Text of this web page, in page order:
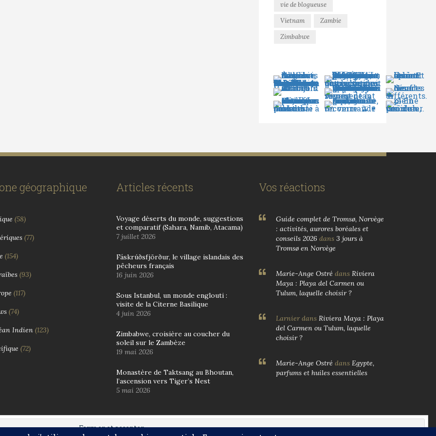
vie de blogueuse
Vietnam
Zambie
Zimbabwe
géographique
(58)
(77)
(154)
(93)
(117)
(74)
Indien(123)
(72)
Articles récents
Voyage déserts du monde, suggestions
et comparatif (Sahara, Namib, Atacama)
7 juillet 2026
Fáskrúðsfjörður, le village islandais des
pêcheurs français
16 juin 2026
Sous Istanbul, un monde englouti :
visite de la Citerne Basilique
4 juin 2026
Zimbabwe, croisière au coucher du
soleil sur le Zambèze
19 mai 2026
Monastère de Taktsang au Bhoutan,
l’ascension vers Tiger’s Nest
5 mai 2026
Vos réactions
Guide complet de Tromsø, Norvège
: activités, aurores boréales et
conseils 2026 dans 3 jours à
Tromsø en Norvège
Marie-Ange Ostré dans Riviera
Maya : Playa del Carmen ou
Tulum, laquelle choisir ?
Larnierdans Riviera Maya : Playa
del Carmen ou Tulum, laquelle
choisir ?
Marie-Ange Ostré dans Egypte,
parfums et huiles essentielles